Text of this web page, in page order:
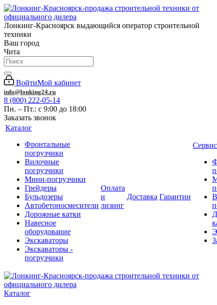
Лонкинг-Красноярск выдающийся оператор строительной
техники
Ваш город
Чита
ВойтиМой кабинет
info@lonking24.ru
8 (800) 222-05-14
Пн. – Пт.: с 9:00 до 18:00
Заказать звонок
Каталог
Фронтальные
погрузчики
Вилочные
погрузчики
Мини-погрузчики
Грейдеры
Бульдозеры
Автобетоносмесители
Дорожные катки
Навесное
оборудование
Экскаваторы
Экскаваторы -
погрузчики
Оплата
и
лизинг
Доставка Гарантии
Каталог